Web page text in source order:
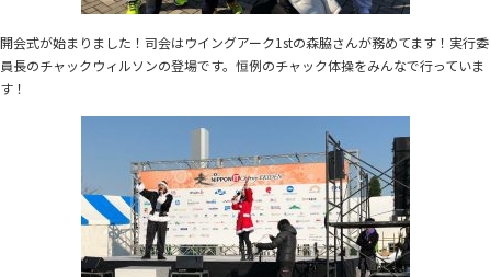
開会式が始まりました！司会はウイングアーク1stの森脇さんが務めてます！実行委
員長のチャックウィルソンの登場です。恒例のチャック体操をみんなで行っていま
す！